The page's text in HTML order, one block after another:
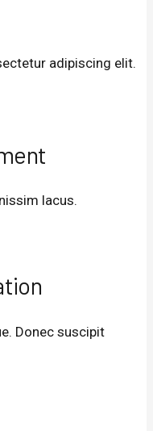
adipiscing elit.
lacus.
Donec suscipit